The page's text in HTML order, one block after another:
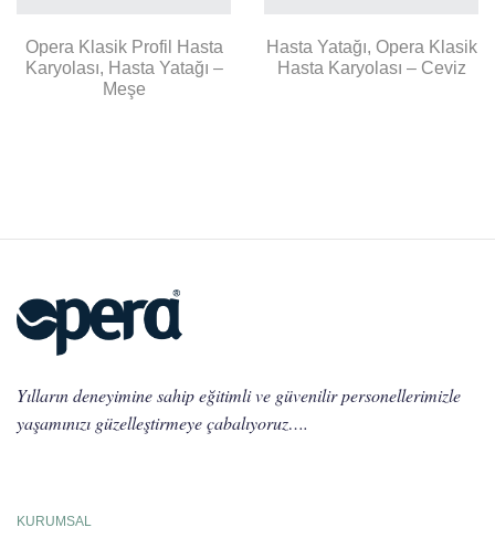
Opera Klasik Profil Hasta
Karyolası, Hasta Yatağı –
Meşe
Hasta Yatağı, Opera Klasik
Hasta Karyolası – Ceviz
Yılların deneyimine sahip eğitimli ve güvenilir personellerimizle
yaşamınızı güzelleştirmeye çabalıyoruz….
KURUMSAL